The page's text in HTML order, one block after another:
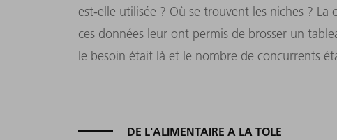
est-elle utilisée ? Où se trouvent les niches ?
ces données leur ont permis de brosser un
le besoin était là et le nombre de concurrents
DE L'ALIMENTAIRE A LA TOLE